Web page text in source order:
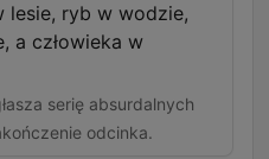
lesie, ryb w wodzie,
a człowieka w
serię absurdalnych
odcinka.